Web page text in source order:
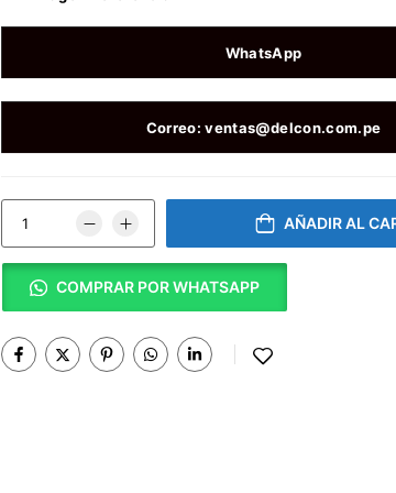
WhatsApp
Correo: ventas@delcon.com.pe
AÑADIR AL
COMPRAR POR WHATSAPP